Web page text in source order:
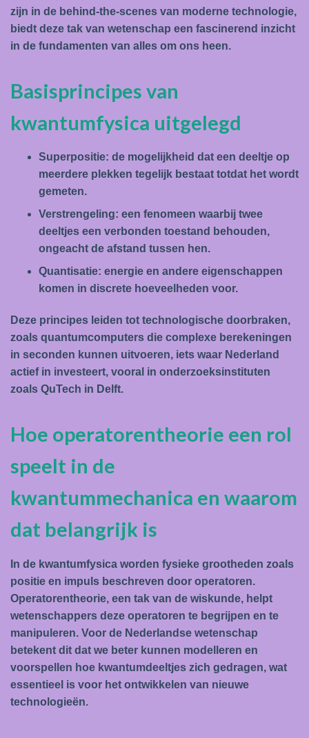
zijn in de behind-the-scenes van moderne technologie,
biedt deze tak van wetenschap een fascinerend inzicht
in de fundamenten van alles om ons heen.
Basisprincipes van
kwantumfysica uitgelegd
Superpositie: de mogelijkheid dat een deeltje op
meerdere plekken tegelijk bestaat totdat het wordt
gemeten.
Verstrengeling: een fenomeen waarbij twee
deeltjes een verbonden toestand behouden,
ongeacht de afstand tussen hen.
Quantisatie: energie en andere eigenschappen
komen in discrete hoeveelheden voor.
Deze principes leiden tot technologische doorbraken,
zoals quantumcomputers die complexe berekeningen
in seconden kunnen uitvoeren, iets waar Nederland
actief in investeert, vooral in onderzoeksinstituten
zoals QuTech in Delft.
Hoe operatorentheorie een rol
speelt in de
kwantummechanica en waarom
dat belangrijk is
In de kwantumfysica worden fysieke grootheden zoals
positie en impuls beschreven door operatoren.
Operatorentheorie, een tak van de wiskunde, helpt
wetenschappers deze operatoren te begrijpen en te
manipuleren. Voor de Nederlandse wetenschap
betekent dit dat we beter kunnen modelleren en
voorspellen hoe kwantumdeeltjes zich gedragen, wat
essentieel is voor het ontwikkelen van nieuwe
technologieën.